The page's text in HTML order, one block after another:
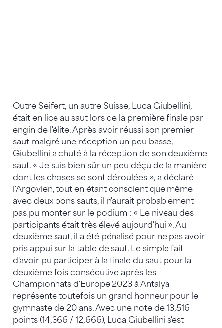
Outre Seifert, un autre Suisse, Luca Giubellini,
était en lice au saut lors de la première finale par
engin de l'élite. Après avoir réussi son premier
saut malgré une réception un peu basse,
Giubellini a chuté à la réception de son deuxième
saut. « Je suis bien sûr un peu déçu de la manière
dont les choses se sont déroulées », a déclaré
l'Argovien, tout en étant conscient que même
avec deux bons sauts, il n'aurait probablement
pas pu monter sur le podium : « Le niveau des
participants était très élevé aujourd'hui ». Au
deuxième saut, il a été pénalisé pour ne pas avoir
pris appui sur la table de saut. Le simple fait
d'avoir pu participer à la finale du saut pour la
deuxième fois consécutive après les
Championnats d'Europe 2023 à Antalya
représente toutefois un grand honneur pour le
gymnaste de 20 ans. Avec une note de 13,516
points (14,366 / 12,666), Luca Giubellini s'est